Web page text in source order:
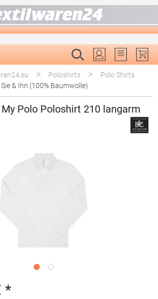
Du hast 0
> Poloshirts > Polo Shirts
& Ihn (100% Baumwolle)
My Polo Poloshirt 210 langarm
*